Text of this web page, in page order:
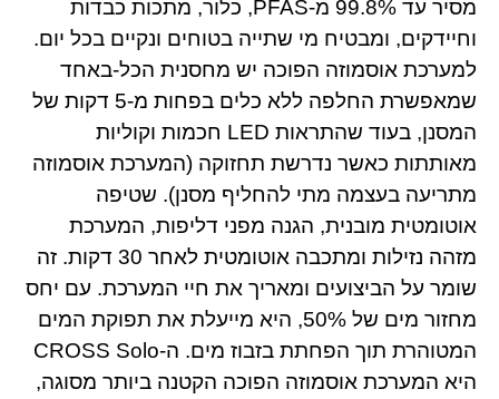
מסיר עד 99.8% מ-PFAS, כלור, מתכות כבדות
וחיידקים, ומבטיח מי שתייה בטוחים ונקיים בכל יום.
למערכת אוסמוזה הפוכה יש מחסנית הכל-באחד
שמאפשרת החלפה ללא כלים בפחות מ-5 דקות של
המסנן, בעוד שהתראות LED חכמות וקוליות
מאותתות כאשר נדרשת תחזוקה (המערכת אוסמוזה
מתריעה בעצמה מתי להחליף מסנן). שטיפה
אוטומטית מובנית, הגנה מפני דליפות, המערכת
מזהה נזילות ומתכבה אוטומטית לאחר 30 דקות. זה
שומר על הביצועים ומאריך את חיי המערכת. עם יחס
מחזור מים של 50%, היא מייעלת את תפוקת המים
המטוהרת תוך הפחתת בזבוז מים. ה-CROSS Solo
היא המערכת אוסמוזה הפוכה הקטנה ביותר מסוגה,